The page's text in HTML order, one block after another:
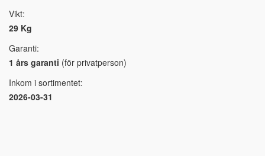
Vikt:
29 Kg
Garanti:
1 års garanti (för privatperson)
Inkom i sortimentet:
2026-03-31